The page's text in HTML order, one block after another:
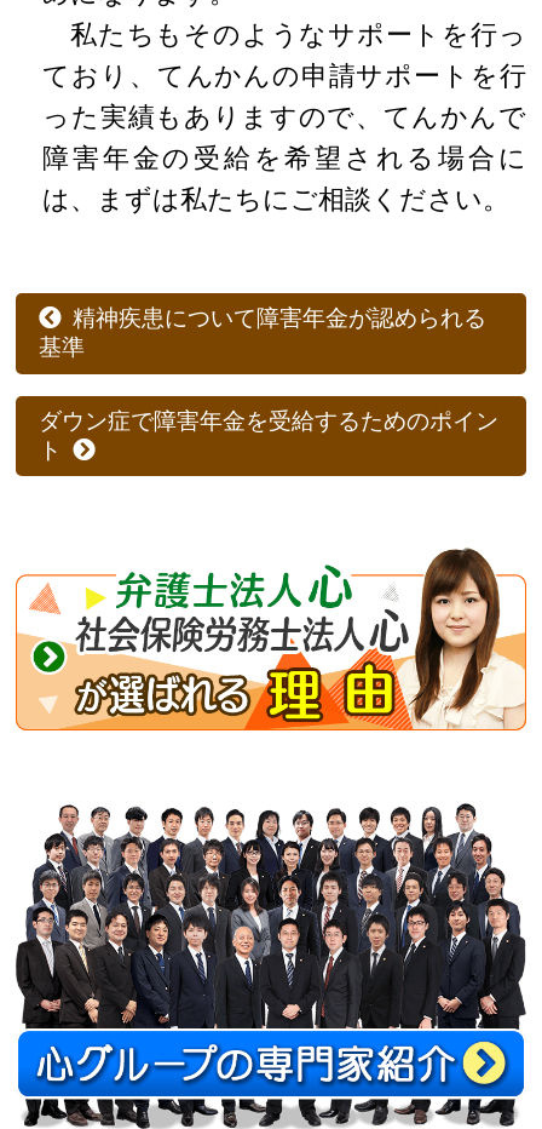
私たちもそのようなサポートを行っ
ており、てんかんの申請サポートを行
った実績もありますので、てんかんで
障害年金の受給を希望される場合に
は、まずは私たちにご相談ください。
精神疾患について障害年金が認められる
基準
ダウン症で障害年金を受給するためのポイン
ト